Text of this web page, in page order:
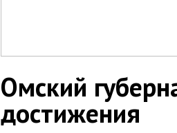
Омский
достижения